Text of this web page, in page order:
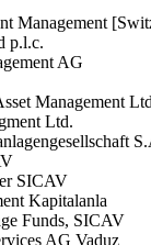
Management
p.l.c.
AG
Management
Ltd.
SICAV
Kapitalanla
Funds, SICAV
AG Vaduz